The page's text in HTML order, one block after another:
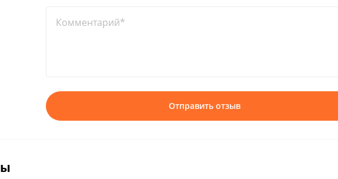
Комментарий*
Отправить отзыв